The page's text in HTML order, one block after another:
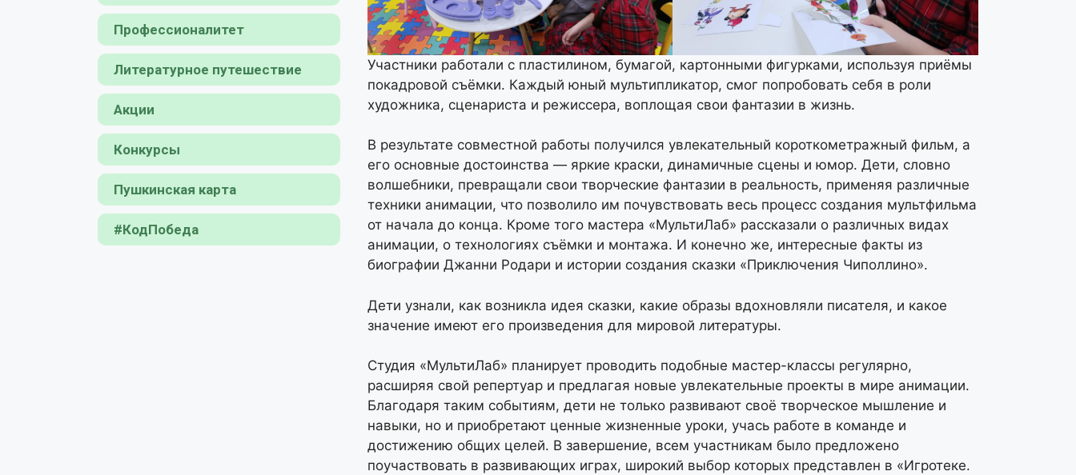
Профессионалитет
Литературное путешествие
Акции
Конкурсы
Пушкинская карта
#КодПобеда
Участники работали с пластилином, бумагой, картонными фигурками, используя приёмы
покадровой съёмки. Каждый юный мультипликатор, смог попробовать себя в роли
художника, сценариста и режиссера, воплощая свои фантазии в жизнь.
В результате совместной работы получился увлекательный короткометражный фильм, а
его основные достоинства — яркие краски, динамичные сцены и юмор. Дети, словно
волшебники, превращали свои творческие фантазии в реальность, применяя различные
техники анимации, что позволило им почувствовать весь процесс создания мультфильма
от начала до конца. Кроме того мастера «МультиЛаб» рассказали о различных видах
анимации, о технологиях съёмки и монтажа. И конечно же, интересные факты из
биографии Джанни Родари и истории создания сказки «Приключения Чиполлино».
Дети узнали, как возникла идея сказки, какие образы вдохновляли писателя, и какое
значение имеют его произведения для мировой литературы.
Студия «МультиЛаб» планирует проводить подобные мастер-классы регулярно,
расширяя свой репертуар и предлагая новые увлекательные проекты в мире анимации.
Благодаря таким событиям, дети не только развивают своё творческое мышление и
навыки, но и приобретают ценные жизненные уроки, учась работе в команде и
достижению общих целей. В завершение, всем участникам было предложено
поучаствовать в развивающих играх, широкий выбор которых представлен в «Игротеке.